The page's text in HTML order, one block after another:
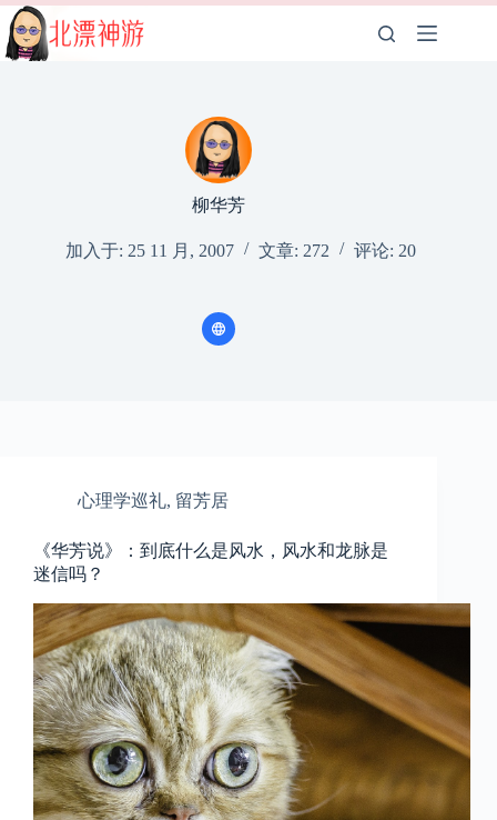
跳
至
内
柳华芳
加入于: 25 11 月, 2007 文章: 272 评论: 20
心理学巡礼, 留芳居
《华芳说》：到底什么是风水，风水和龙脉是
迷信吗？